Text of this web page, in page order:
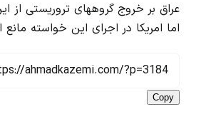
عراق بر خروج گروههای تروریستی از
اما امریکا در اجرای این خواسته
Copy